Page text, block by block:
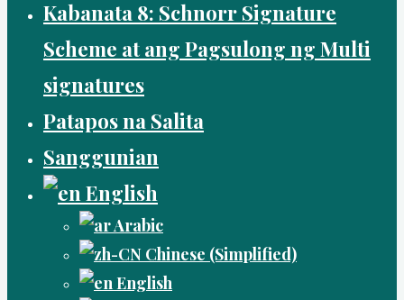
Kabanata 8: Schnorr Signature
Scheme at ang Pagsulong ng Multi
signatures
Patapos na Salita
Sanggunian
English
Arabic
Chinese (Simplified)
English